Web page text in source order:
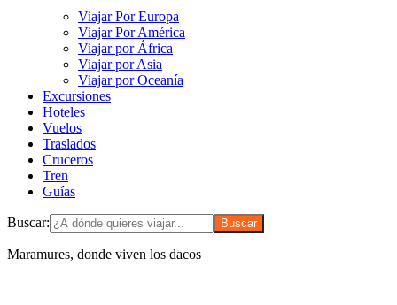
Viajar Por Europa
Viajar Por América
Viajar por África
Viajar por Asia
Viajar por Oceanía
Excursiones
Hoteles
Vuelos
Traslados
Cruceros
Tren
Guías
Buscar:
Maramures, donde viven los dacos